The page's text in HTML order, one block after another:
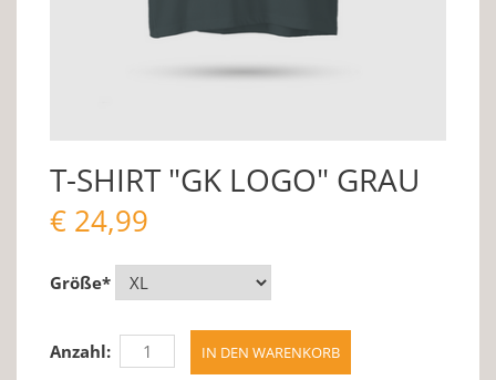
T-SHIRT "GK LOGO" GRAU
€ 24,99
Größe*
Anzahl: